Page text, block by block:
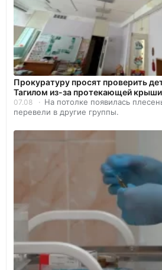
Прокуратуру просят проверить
Тагилом из-за протекающей
07.08
На потолке появилась
перевели в другие группы.